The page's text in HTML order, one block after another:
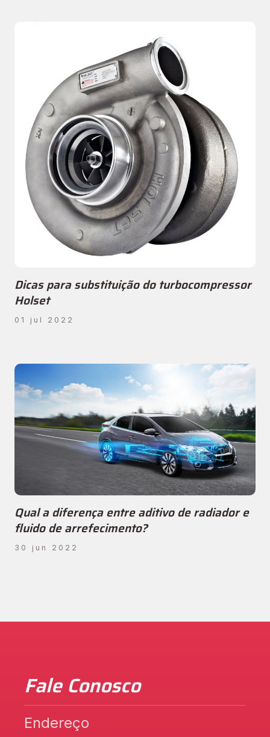
Dicas para substituição do turbocompressor
Holset
01 jul 2022
Qual a diferença entre aditivo de radiador e
fluido de arrefecimento?
30 jun 2022
Fale Conosco
Endereço